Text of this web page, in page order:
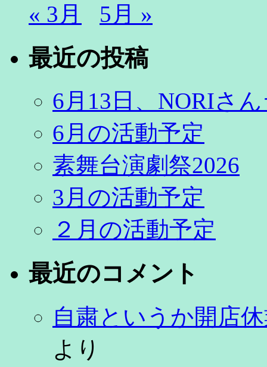
« 3月 5月 »
最近の投稿
6月13日、NORIさ
6月の活動予定
素舞台演劇祭2026
3月の活動予定
２月の活動予定
最近のコメント
自粛というか開店
より